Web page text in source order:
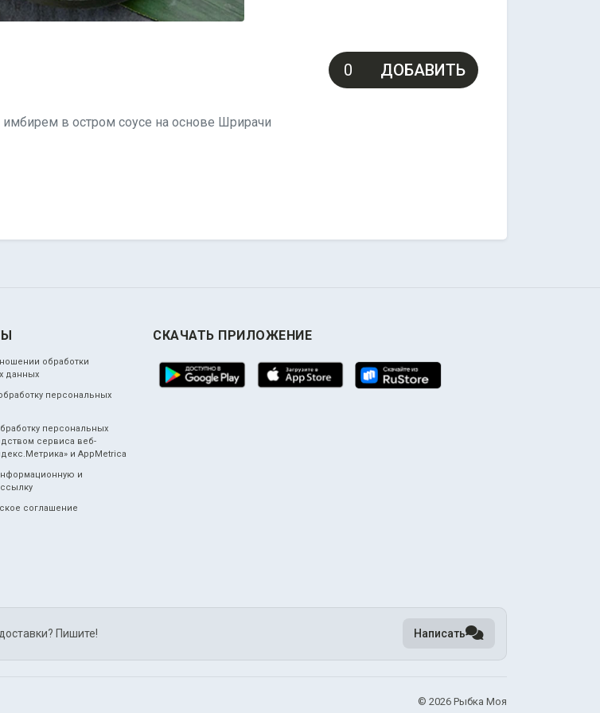
ДОБАВИТЬ
в остром соусе на основе Шрирачи
обработки
данных
персональных
персональных
сервиса веб-
и AppMetrica
и
соглашение
СКАЧАТЬ ПРИЛОЖЕНИЕ
Пишите! Написать
© 2026 Рыбка Моя